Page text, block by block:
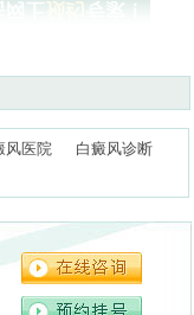
风医院
白癜风诊断